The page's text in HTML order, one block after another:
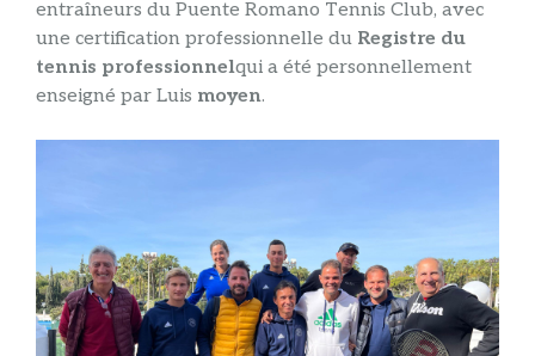
entraîneurs du Puente Romano Tennis Club, avec
une certification professionnelle du Registre du
tennis professionnelqui a été personnellement
enseigné par Luis moyen.